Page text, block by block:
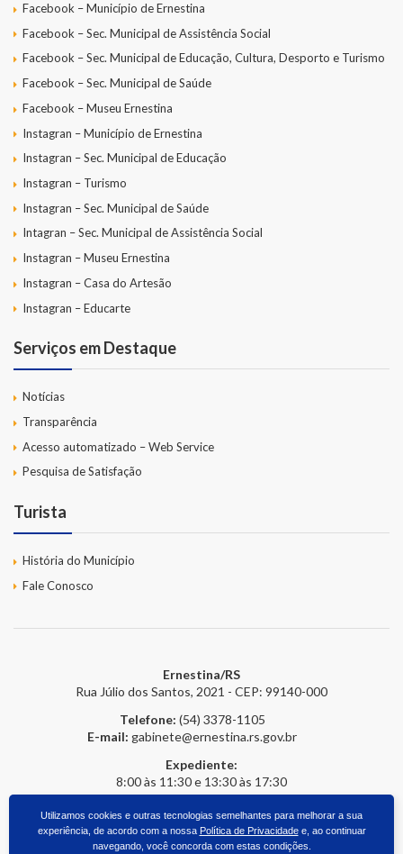
Facebook – Município de Ernestina
Facebook – Sec. Municipal de Assistência Social
Facebook – Sec. Municipal de Educação, Cultura, Desporto e Turismo
Facebook – Sec. Municipal de Saúde
Facebook – Museu Ernestina
Instagran – Município de Ernestina
Instagran – Sec. Municipal de Educação
Instagran – Turismo
Instagran – Sec. Municipal de Saúde
Intagran – Sec. Municipal de Assistência Social
Instagran – Museu Ernestina
Instagran – Casa do Artesão
Instagran – Educarte
Serviços em Destaque
Notícias
Transparência
Acesso automatizado – Web Service
Pesquisa de Satisfação
Turista
História do Município
Fale Conosco
Ernestina/RS
Rua Júlio dos Santos, 2021 - CEP: 99140-000
Telefone: (54) 3378-1105
E-mail: gabinete@ernestina.rs.gov.br
Expediente:
8:00 às 11:30 e 13:30 às 17:30
2026 © Prefeitura Online- Todos os direitos reservados.
Utilizamos cookies e outras tecnologias semelhantes para melhorar a sua
experiência, de acordo com a nossa Política de Privacidadee, ao continuar
navegando, você concorda com estas condições.